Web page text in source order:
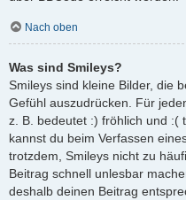
Nach oben
Was sind Smileys?
Smileys sind kleine Bilder, die
Gefühl auszudrücken. Für
z. B. bedeutet :) fröhlich und :(
kannst du beim Verfassen
trotzdem, Smileys nicht zu
Beitrag schnell unlesbar
deshalb deinen Beitrag